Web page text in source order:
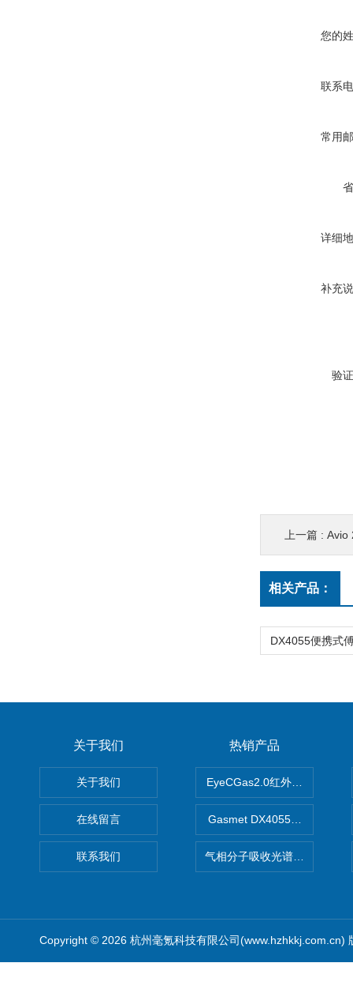
您的
联系
常用
详细
补充
验
上一篇 : Avio
相关产品：
关于我们
关于我们
在线留言
联系我们
热销产品
EyeCGas2.0红外热成像仪
Gasmet DX4055便携式傅里
气相分子吸收光谱仪（HGMA
Copyright © 2026 杭州毫氪科技有限公司(www.hzhkkj.com.cn)